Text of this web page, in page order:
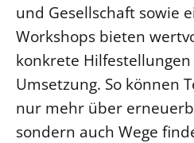
und Gesellschaft sowie
Workshops bieten
konkrete
Umsetzung. So können
nur mehr über
sondern auch Wege